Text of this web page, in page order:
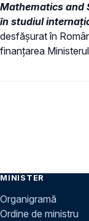
Mathematics and
în studiul
desfășurat în
finanțarea
MINISTER
Organigramă
Ordine de ministru